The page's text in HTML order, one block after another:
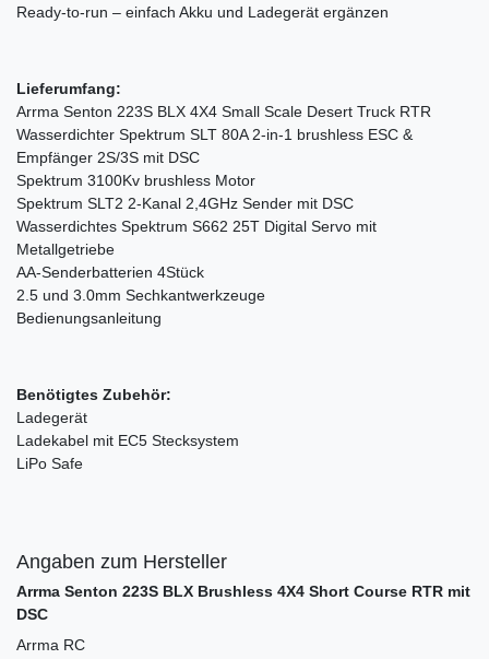
Ready-to-run – einfach Akku und Ladegerät ergänzen
Lieferumfang:
Arrma Senton 223S BLX 4X4 Small Scale Desert Truck RTR
Wasserdichter Spektrum SLT 80A 2-in-1 brushless ESC &
Empfänger 2S/3S mit DSC
Spektrum 3100Kv brushless Motor
Spektrum SLT2 2-Kanal 2,4GHz Sender mit DSC
Wasserdichtes Spektrum S662 25T Digital Servo mit
Metallgetriebe
AA-Senderbatterien 4Stück
2.5 und 3.0mm Sechkantwerkzeuge
Bedienungsanleitung
Benötigtes Zubehör:
Ladegerät
Ladekabel mit EC5 Stecksystem
LiPo Safe
Angaben zum Hersteller
Arrma Senton 223S BLX Brushless 4X4 Short Course RTR mit
DSC
Arrma RC